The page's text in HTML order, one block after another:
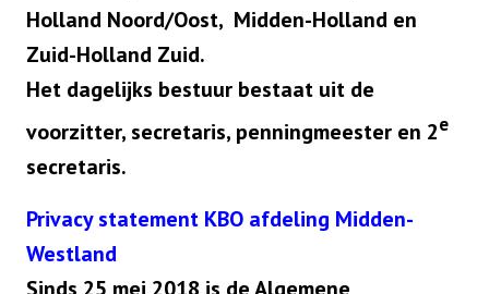
Holland Noord/Oost, Midden-Holland en
Zuid-Holland Zuid.
Het dagelijks bestuur bestaat uit de
voorzitter, secretaris, penningmeester en 2e
secretaris.
Privacy statement KBO afdeling Midden-
Westland
Sinds 25 mei 2018 is de Algemene